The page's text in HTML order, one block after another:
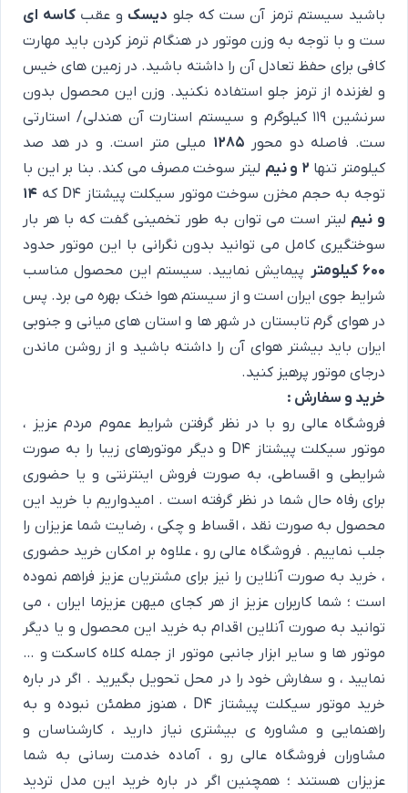
باشید سیستم ترمز آن ست که جلو دیسک و عقبکاسه ای
ست و با توجه به وزن موتور در هنگام ترمز کردن باید مهارت
کافی برای حفظ تعادل آن را داشته باشید. در زمین های خیس
و لغزنده از ترمز جلو استفاده نکنید. وزن این محصول بدون
سرنشین 119 کیلوگرم و سیستم استارت آن هندلی/ استارتی
ست. فاصله دو محور 1285 میلی متر است. و در هد صد
کیلومتر تنها 2 و نیم
لیتر سوخت مصرف می کند. بنا بر این با
توجه به حجم مخزن سوخت موتور سیکلت پیشتاز D4 که
14
و نیم لیتر است می توان به طور تخمینی گفت که با هر بار
سوختگیری کامل می توانید بدون نگرانی با این موتور حدود
600 کیلومتر
پیمایش نمایید. سیستم این محصول مناسب
شرایط جوی ایران است و از سیستم هوا خنک بهره می برد. پس
در هوای گرم تابستان در شهر ها و استان های میانی و جنوبی
ایران باید بیشتر هوای آن را داشته باشید و از روشن ماندن
درجای موتور پرهیز کنید.
خرید و سفارش :
فروشگاه عالی رو با در نظر گرفتن شرایط عموم مردم عزیز ،
موتور سیکلت پیشتاز D4 و دیگر موتورهای زیبا را به صورت
شرایطی و اقساطی، به صورت فروش اینترنتی و یا حضوری
برای رفاه حال شما در نظر گرفته است . امیدواریم با خرید این
محصول به صورت نقد ، اقساط و چکی ، رضایت شما عزیزان را
جلب نماییم . فروشگاه عالی رو ، علاوه بر امکان خرید حضوری
، خرید به صورت آنلاین را نیز برای مشتریان عزیز فراهم نموده
است ؛ شما کاربران عزیز از هر کجای میهن عزیزما ایران ، می
توانید به صورت آنلاین اقدام به خرید این محصول و یا دیگر
موتور ها و سایر ابزار جانبی موتور از جمله کلاه کاسکت و …
نمایید ، و سفارش خود را در محل تحویل بگیرید . اگر در باره
خرید موتور سیکلت پیشتاز D4 ، هنوز مطمئن نبوده و به
راهنمایی و مشاوره ی بیشتری نیاز دارید ، کارشناسان و
مشاوران فروشگاه عالی رو ، آماده خدمت رسانی به شما
عزیزان هستند ؛ همچنین اگر در باره خرید این مدل تردید